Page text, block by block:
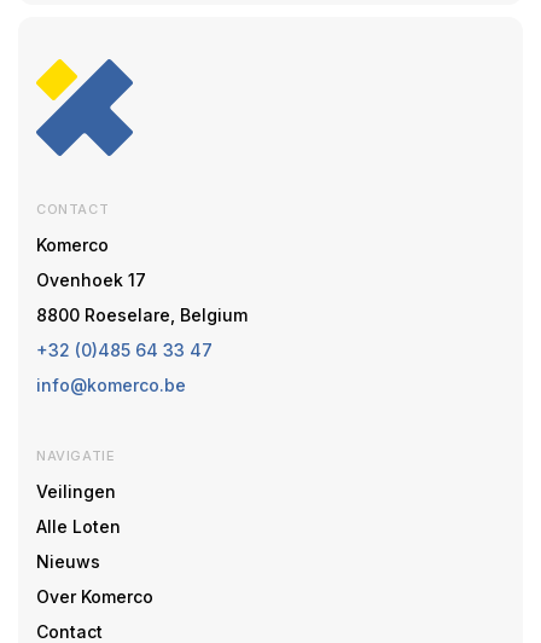
CONTACT
Komerco
Ovenhoek 17
8800 Roeselare, Belgium
+32 (0)485 64 33 47
info@komerco.be
NAVIGATIE
Veilingen
Alle Loten
Nieuws
Over Komerco
Contact